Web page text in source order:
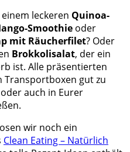
leckeren Quinoa-
Smoothie oder
mit Räucherfilet? Oder
Brokkolisalat, der ein
ist. Alle präsentierten
Transportboxen gut zu
auch in Eurer
wir noch ein
Clean Eating – Natürlich